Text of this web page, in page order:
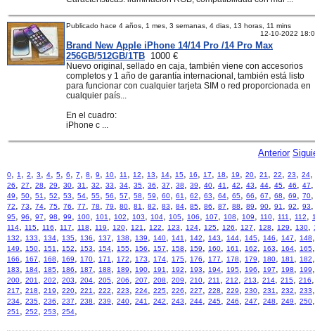
Publicado hace 4 años, 1 mes, 3 semanas, 4 dias, 13 horas, 11 mins
12-10-2022
Brand New Apple iPhone 14/14 Pro /14 Pro Max
256GB/512GB/1TB 1000 €
Nuevo original, sellado en caja, también viene con accesorios
completos y 1 año de garantía internacional, también está listo
para funcionar con cualquier tarjeta SIM o red proporcionada en
cualquier país...
En el cuadro:
iPhone c ...
Anterior
0, 1 , 2, 3, 4, 5, 6, 7, 8, 9, 10, 11 , 12, 13, 14, 15, 16, 17, 18, 19, 20, 21 , 22, 23, 24,
26, 27, 28, 29, 30, 31 , 32, 33, 34, 35, 36, 37, 38, 39, 40, 41 , 42, 43, 44, 45, 46, 47
49, 50, 51 , 52, 53, 54, 55, 56, 57, 58, 59, 60, 61 , 62, 63, 64, 65, 66, 67, 68, 69, 70
72, 73, 74, 75, 76, 77, 78, 79, 80, 81 , 82, 83, 84, 85, 86, 87, 88, 89, 90, 91 , 92, 93
95, 96, 97, 98, 99, 100, 101 , 102, 103, 104, 105, 106, 107, 108, 109, 110, 111 , 112,
114, 115, 116, 117, 118, 119, 120, 121 , 122, 123, 124, 125, 126, 127, 128, 129, 130,
132, 133, 134, 135, 136, 137, 138, 139, 140, 141 , 142, 143, 144, 145, 146, 147, 148,
149, 150, 151 , 152, 153, 154, 155, 156, 157, 158, 159, 160, 161 , 162, 163, 164, 165,
166, 167, 168, 169, 170, 171 , 172, 173, 174, 175, 176, 177, 178, 179, 180, 181 , 182,
183, 184, 185, 186, 187, 188, 189, 190, 191 , 192, 193, 194, 195, 196, 197, 198, 199,
200, 201 , 202, 203, 204, 205, 206, 207, 208, 209, 210, 211 , 212, 213, 214, 215, 216,
217, 218, 219, 220, 221 , 222, 223, 224, 225, 226, 227, 228, 229, 230, 231 , 232, 233,
234, 235, 236, 237, 238, 239, 240, 241 , 242, 243, 244, 245, 246, 247, 248, 249, 250,
251 , 252, 253, 254,